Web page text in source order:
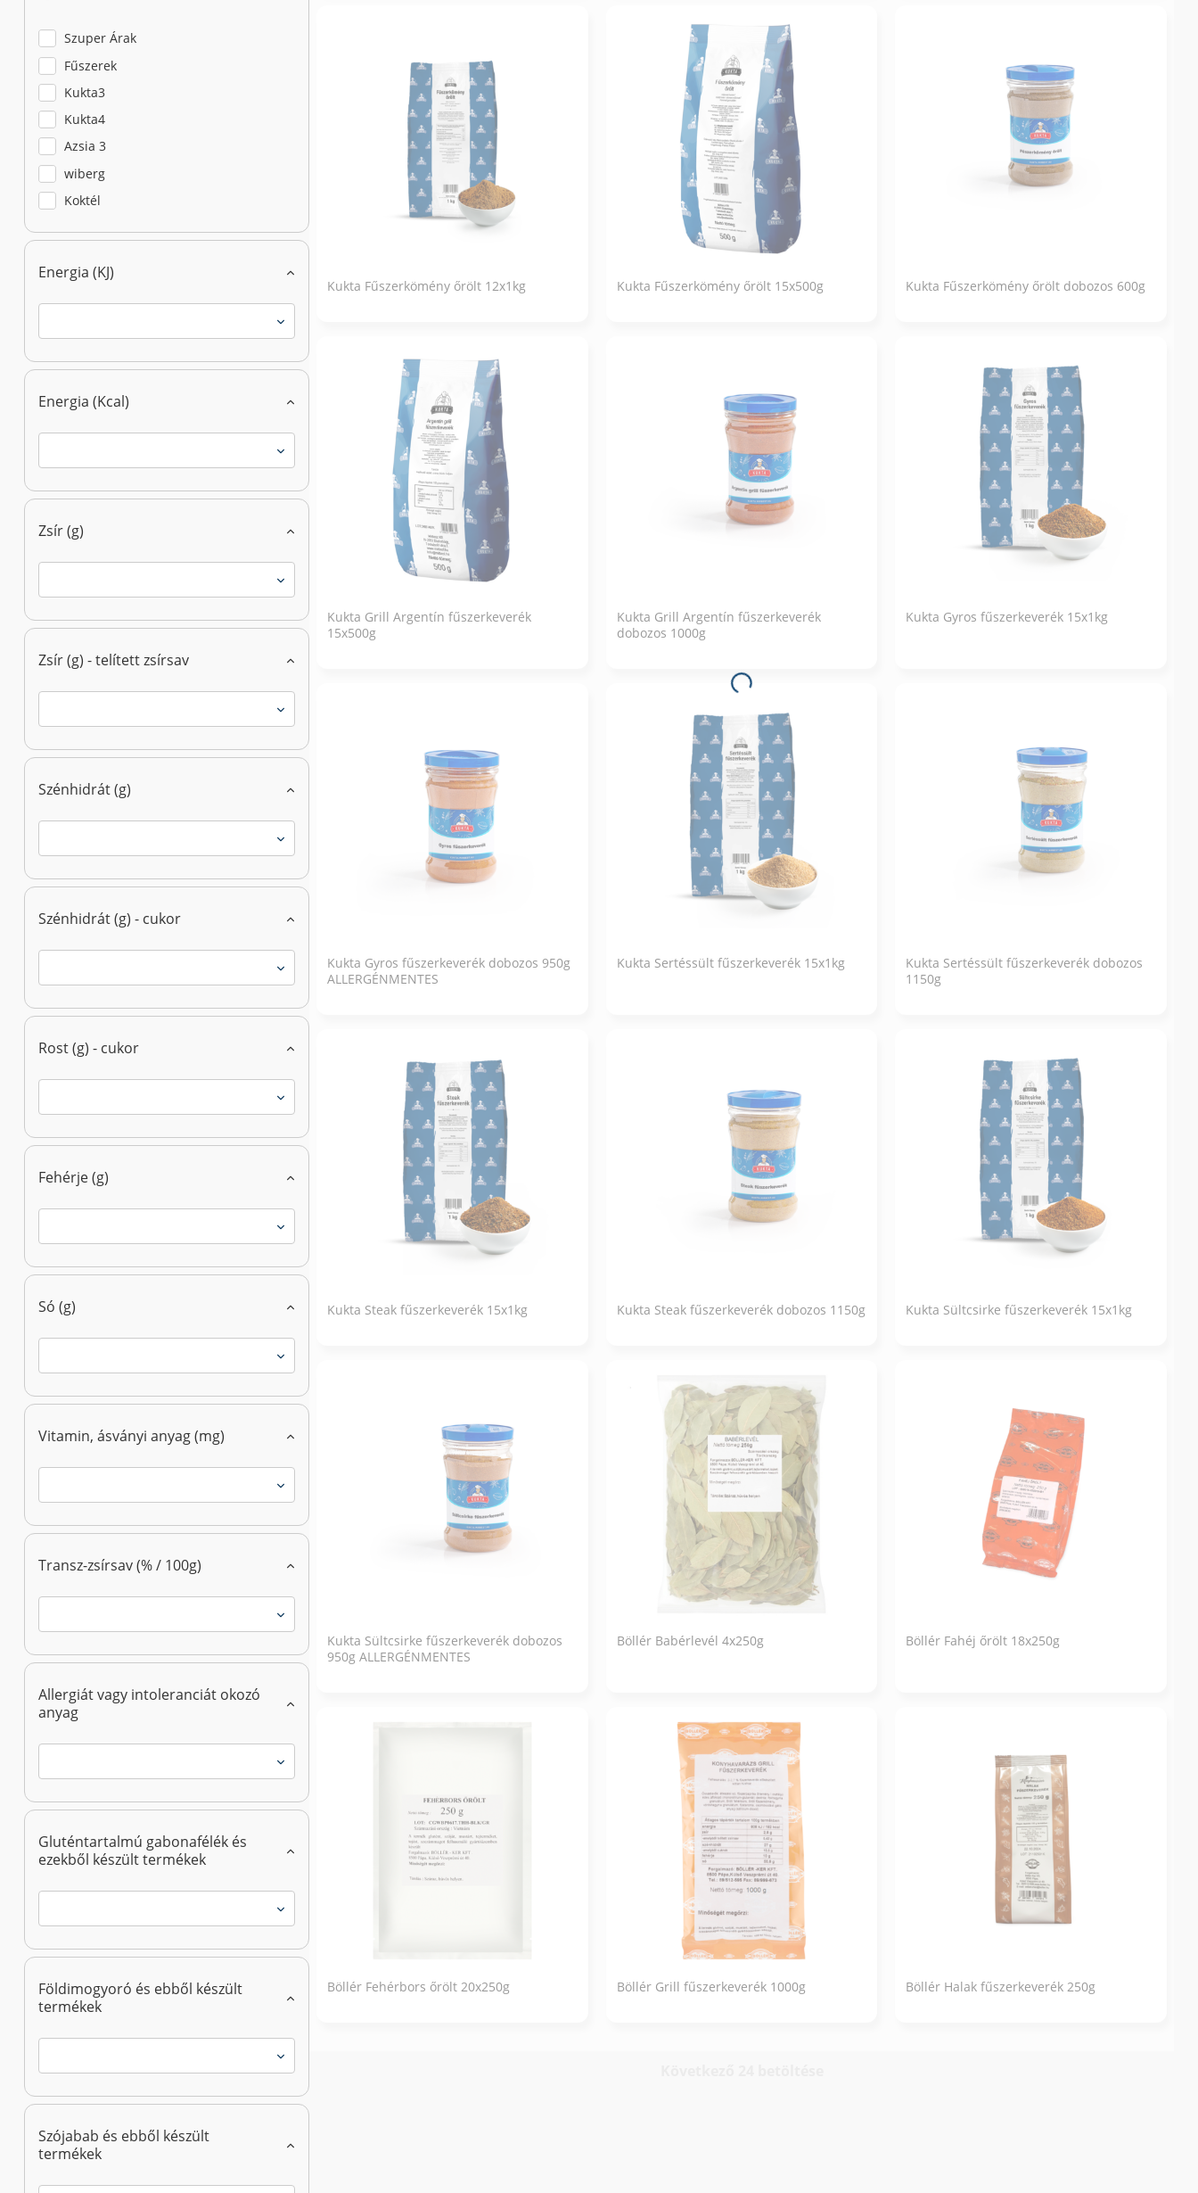
Szuper Árak
Fűszerek
Kukta3
Kukta4
Azsia 3
wiberg
Koktél
Energia (KJ)
Energia (Kcal)
Zsír (g)
Zsír (g) - telített zsírsav
Szénhidrát (g)
Szénhidrát (g) - cukor
Rost (g) - cukor
Fehérje (g)
Só (g)
Vitamin, ásványi anyag (mg)
Transz-zsírsav (% / 100g)
Allergiát vagy intoleranciát okozó
anyag
Gluténtartalmú gabonafélék és
ezekből készült termékek
Földimogyoró és ebből készült
termékek
Szójabab és ebből készült
termékek
Kukta Fűszerkömény őrölt 12x1kg Kukta Fűszerkömény őrölt 15x500g Kukta Fűszerkömény őrölt dobozos 600g
Kukta Grill Argentín fűszerkeverék
15x500g
Kukta Grill Argentín fűszerkeverék
dobozos 1000g
Kukta Gyros fűszerkeverék 15x1kg
Kukta Gyros fűszerkeverék dobozos 950g
ALLERGÉNMENTES
Kukta Sertéssült fűszerkeverék 15x1kg
Kukta Sertéssült fűszerkeverék dobozos
1150g
Kukta Steak fűszerkeverék 15x1kg Kukta Steak fűszerkeverék dobozos 1150g Kukta Sültcsirke fűszerkeverék 15x1kg
Kukta Sültcsirke fűszerkeverék dobozos
950g ALLERGÉNMENTES
Böllér Babérlevél 4x250g Böllér Fahéj őrölt 18x250g
Böllér Fehérbors őrölt 20x250g Böllér Grill fűszerkeverék 1000g Böllér Halak fűszerkeverék 250g